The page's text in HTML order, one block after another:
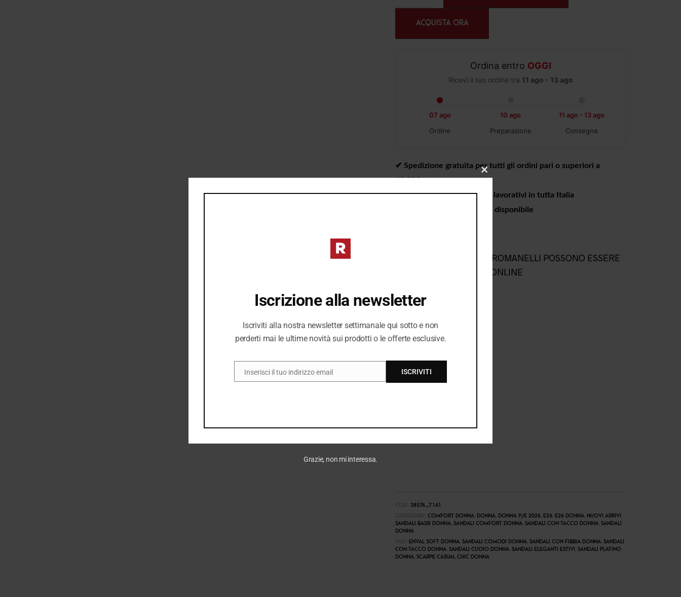
ACQUISTA ORA
Ordina entro OGGI
Ricevi il tuo ordine tra 11 ago - 13 ago
07 ago
Ordine
10 ago
Preparazione
11 ago - 13 ago
Consegna
✔︎ Spedizione gratuita per tutti gli ordini pari o superiori a
49,99€
✔︎ Consegna da 1 a 4 giorni lavorativi in tutta Italia
✔︎ Ritiro gratuito in negozio disponibile
I PREZZI DEL NEGOZIO ROMANELLI POSSONO ESSERE
DIVERSI DAL NEGOZIO ONLINE
38576_7161
COMFORT DONNA, DONNA, DONNA P/E 2026, E26, E26 DONNA, NUOVI ARRIVI
SANDALI BASSI DONNA, SANDALI COMFORT DONNA, SANDALI CON TACCO DONNA, SANDALI
DONNA
ENVAL SOFT DONNA, SANDALI COMODI DONNA, SANDALI CON FIBBIA DONNA, SANDALI
CON TACCO DONNA, SANDALI CUOIO DONNA, SANDALI ELEGANTI ESTIVI
SANDALI PLATINO
DONNA, SCARPE CASUAL CHIC DONNA
CLOSE
MODULE
Iscrizione alla newsletter
Iscriviti alla nostra newsletter settimanale qui sotto e non
perderti mai le ultime novità sui prodotti o le offerte esclusive.
EMAIL
Inserisci il tuo indirizzo email ISCRIVITI
Grazie, non mi interessa.